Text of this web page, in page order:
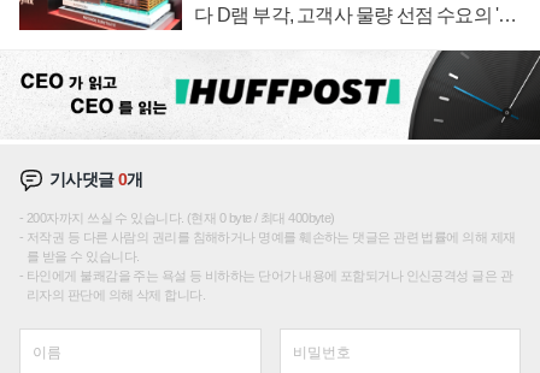
다 D램 부각, 고객사 물량 선점 수요의 '우
기사댓글0개
200자까지 쓰실 수 있습니다. (현재 0 byte / 최대 400byte)
저작권 등 다른 사람의 권리를 침해하거나 명예를 훼손하는 댓글은 관련 법률에 의해 제재
를 받을 수 있습니다.
타인에게 불쾌감을 주는 욕설 등 비하하는 단어가 내용에 포함되거나 인신공격성 글은 관
리자의 판단에 의해 삭제 합니다.